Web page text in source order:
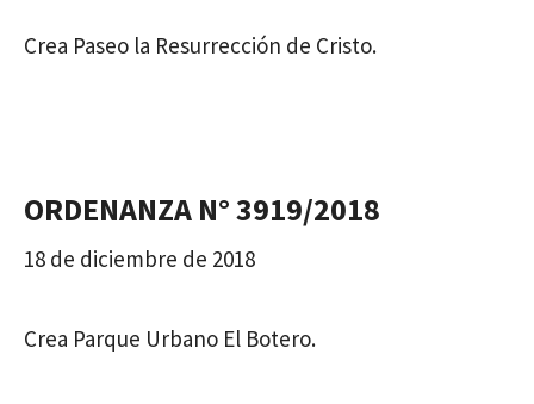
Crea Paseo la Resurrección de Cristo.
ORDENANZA N° 3919/2018
18 de diciembre de 2018
Crea Parque Urbano El Botero.